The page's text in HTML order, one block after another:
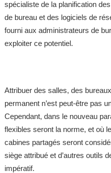
spécialiste de la planification
de bureau et des logiciels de
fourni aux administrateurs de
exploiter ce potentiel.
Attribuer des salles, des
permanent n’est peut-être pas
Cependant, dans le nouveau
flexibles seront la norme, et où
cabines partagés seront
siège attribué et d’autres outils
impératif.